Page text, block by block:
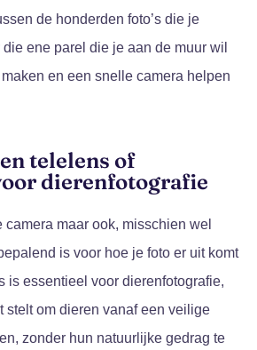
de honderden foto’s die je
ene parel die je aan de muur wil
maken en een snelle camera helpen
telelens of
dierenfotografie
camera maar ook, misschien wel
is voor hoe je foto er uit komt
is essentieel voor dierenfotografie,
stelt om dieren vanaf een veilige
zonder hun natuurlijke gedrag te